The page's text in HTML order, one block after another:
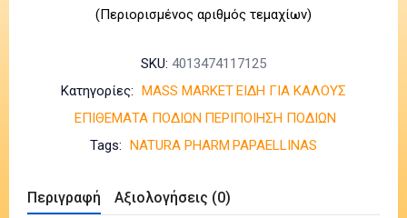
(Περιορισμένος αριθμός τεμαχίων)
SKU: 4013474117125
Κατηγορίες:
MASS MARKET ΕΙΔΗ ΓΙΑ ΚΑΛΟΥΣ
ΕΠΙΘΕΜΑΤΑ ΠΟΔΙΩΝ ΠΕΡΙΠΟΙΗΣΗ ΠΟΔΙΩΝ
Tags:
NATURA PHARM PAPAELLINAS
Περιγραφή Αξιολογήσεις (0)